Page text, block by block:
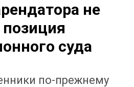
не
позиция
суда
по-прежнему